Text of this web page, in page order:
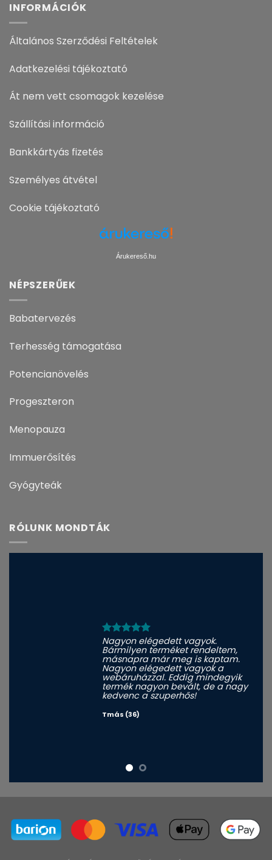
INFORMÁCIÓK
Általános Szerződési Feltételek
Adatkezelési tájékoztató
Át nem vett csomagok kezelése
Szállítási információ
Bankkártyás fizetés
Személyes átvétel
Cookie tájékoztató
Árukereső.hu
NÉPSZERŰEK
Babatervezés
Terhesség támogatása
Potencianövelés
Progeszteron
Menopauza
Immuerősítés
Gyógyteák
RÓLUNK MONDTÁK
Nagyon elégedett vagyok.
Bármilyen terméket rendeltem,
másnapra már meg is kaptam.
Nagyon elégedett vagyok a
webáruházzal. Eddig mindegyik
termék nagyon bevált, de a nagy
kedvenc a szuperhős!
Tmás (36)